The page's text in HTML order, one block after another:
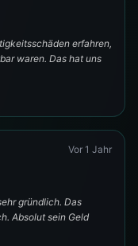
erfahren,
waren. Das hat uns
Vor 1 Jahr
gründlich. Das
Absolut sein Geld